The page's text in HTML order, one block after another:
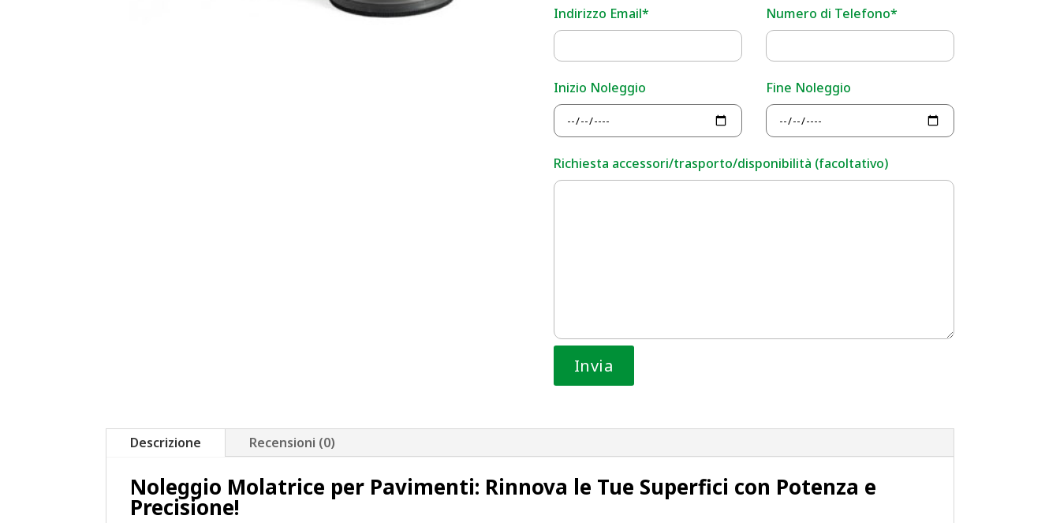
Indirizzo Email* Numero di Telefono*
Inizio Noleggio Fine Noleggio
Richiesta accessori/trasporto/disponibilità (facoltativo)
Descrizione Recensioni (0)
Noleggio Molatrice per Pavimenti: Rinnova le Tue Superfici con Potenza e
Precisione!